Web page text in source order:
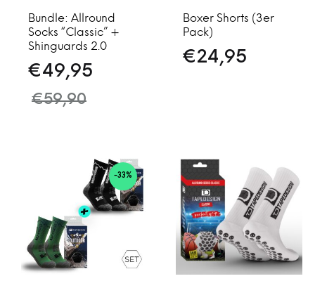
Bundle: Allround
Socks “Classic” +
Shinguards 2.0
€49,95
€59,90
Boxer Shorts (3er
Pack)
€24,95
-33%